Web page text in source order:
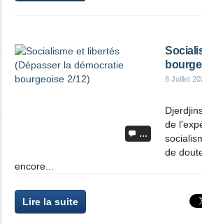
…
8 Juillet
de
de
encore...
Lire la suite